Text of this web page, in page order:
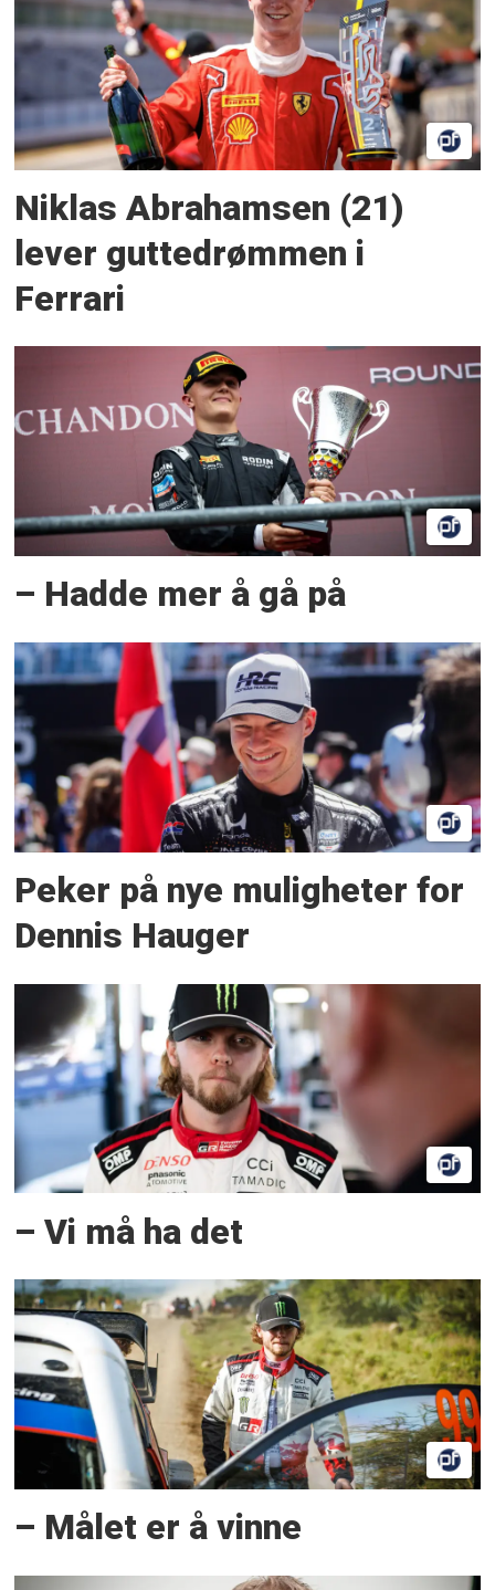
Niklas Abrahamsen (21)
lever guttedrømmen i
Ferrari
– Hadde mer å gå på
Peker på nye muligheter for
Dennis Hauger
– Vi må ha det
– Målet er å vinne